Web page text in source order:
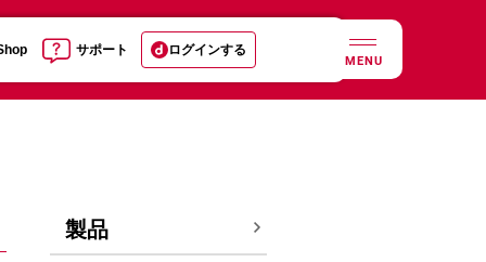
サポート ログインする
MENU
製品